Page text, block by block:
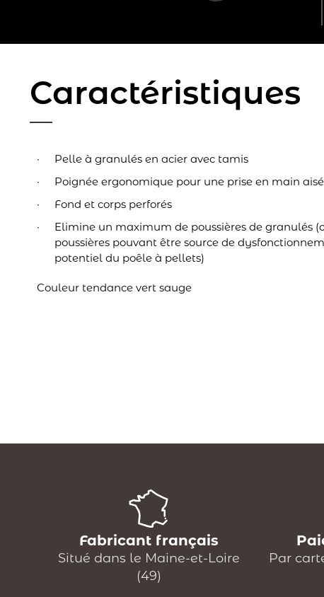
Caractéristiques
Pelle à granulés en acier avec tamis
Poignée ergonomique pour une prise en main
Fond et corps perforés
Elimine un maximum de poussières de granulés
poussières pouvant être source de
potentiel du poêle à pellets)
Couleur tendance vert sauge
Fabricant français
Situé dans le Maine-et-Loire
(49)
Par